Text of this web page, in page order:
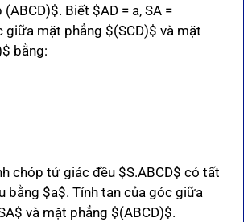
Biết $AD = a, SA =
mặt phẳng $(SCD)$ và mặt
bằng:
chóp tứ giác đều $S.ABCD$ có tất
bằng $a$. Tính tan của góc giữa
và mặt phẳng $(ABCD)$.